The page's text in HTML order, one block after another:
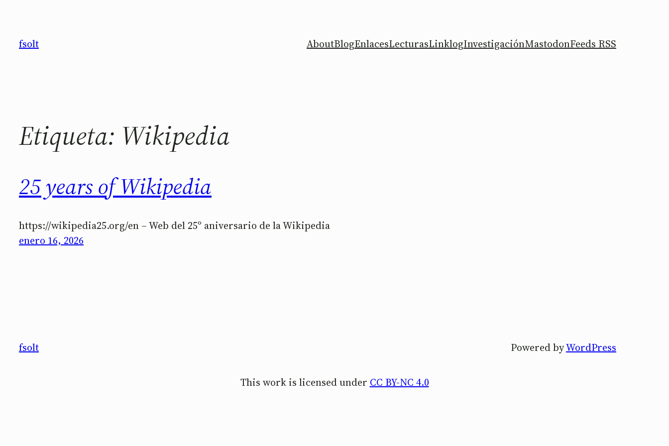
contenido
fsolt AboutBlogEnlacesLecturasLinklogInvestigaciónMastodonFeeds RSS
Etiqueta: Wikipedia
25 years of Wikipedia
https://wikipedia25.org/en – Web del 25º aniversario de la Wikipedia
enero 16, 2026
fsolt Powered byWordPress
This work is licensed under CC BY-NC 4.0